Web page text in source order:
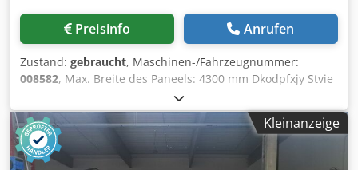
Preisinfo Anrufen
Zustand: gebraucht, Maschinen-/Fahrzeugnummer:
008582, Max. Breite des Paneels: 4300 mm Dkodpfxjy Stvie
Ahper Max. Länge des Paneels: 5600 mm Max. Vorstand
Hauptsägeblatt: 105 mm Anzahl der Spannzangen: 9
rotierende Station: ja
Kleinanzeige